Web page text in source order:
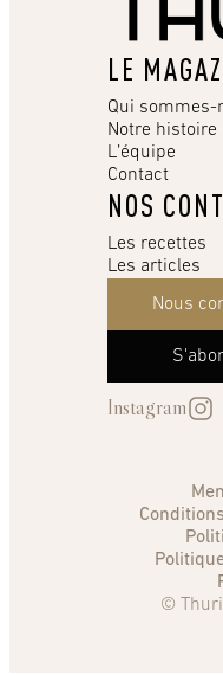
LE
Qui sommes-
Notre histoire
L’équipe
Contact
NOS
Les recettes
Les articles
Nous
Instagram
©